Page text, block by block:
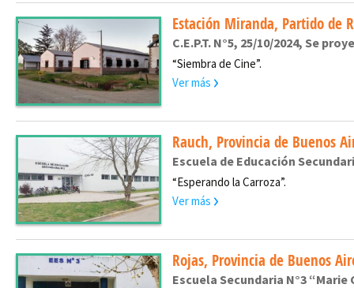
Estación Miranda, Partido de
C.E.P.T. N°5, 25/10/2024, Se
“Siembra de Cine”.
Ver más
Rauch, Provincia de Buenos
Escuela de Educación
“Esperando la Carroza”.
Ver más
Rojas, Provincia de Buenos
Escuela Secundaria N°3 “Marie